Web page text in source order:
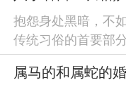
抱怨身处黑暗，不
传统习俗的首要部
运势等；进一步而